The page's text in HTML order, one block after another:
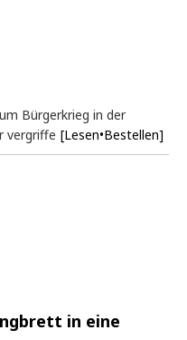
Bürgerkrieg in der
vergriffe [Lesen•Bestellen]
in eine